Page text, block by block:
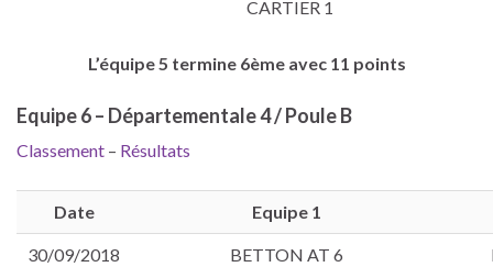
CARTIER 1
L’équipe 5 termine 6ème avec 11 points
Equipe 6 – Départementale 4 / Poule B
Classement – Résultats
Date Equipe 1
30/09/2018 BETTON AT 6